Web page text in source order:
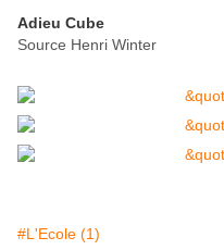
Adieu Cube
Source Henri Winter
#L'Ecole (1)